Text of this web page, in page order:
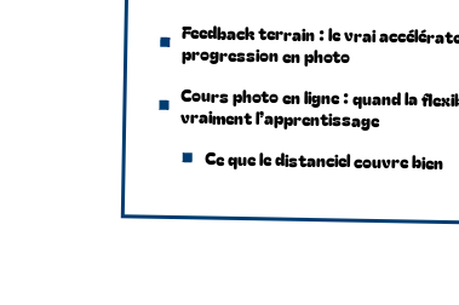
Feedback terrain : le vrai
progression en photo
Cours photo en ligne : quand la
vraiment l’apprentissage
Ce que le distanciel couvre bien